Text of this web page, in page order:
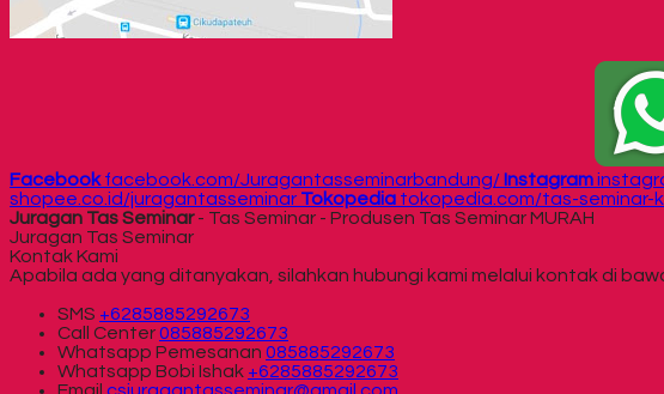
Facebook facebook.com/Juragantasseminarbandung/ Instagram
shopee.co.id/juragantasseminar Tokopedia tokopedia.com/tas-seminar-
Juragan Tas Seminar- Tas Seminar - Produsen Tas Seminar MURAH
Juragan Tas Seminar
Kontak Kami
Apabila ada yang ditanyakan, silahkan hubungi kami melalui kontak di
SMS +6285885292673
Call Center085885292673
Whatsapp Pemesanan 085885292673
Whatsapp Bobi Ishak +6285885292673